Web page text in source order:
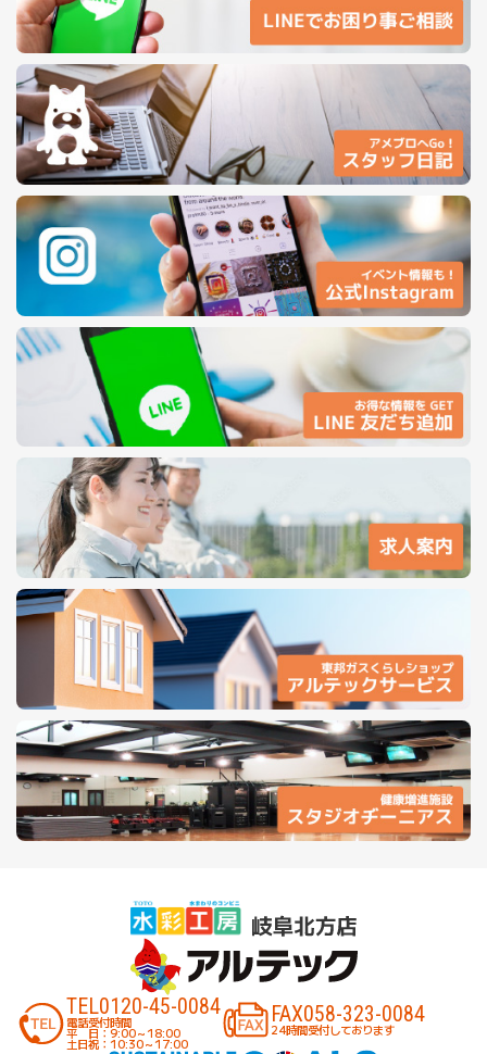
TEL0120-45-0084
電話受付時間
平 日：9:00～18:00
土日祝：10:30～17:00
FAX058-323-0084
24時間受付しております